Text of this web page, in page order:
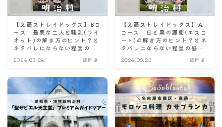
【文豪ストレイドッグス】Bコ
ース 最悪な二人と騒乱(ライ
オット)の解き方のヒント？と
ネタバレにならない程度の感
2024.09.24 謎解き
【文豪ストレイドッグス】A
コース 白と黒の護衛(エスコ
ート)の解き方のヒント？とネ
タバレにならない程度の感想
2024.09.23 謎解き